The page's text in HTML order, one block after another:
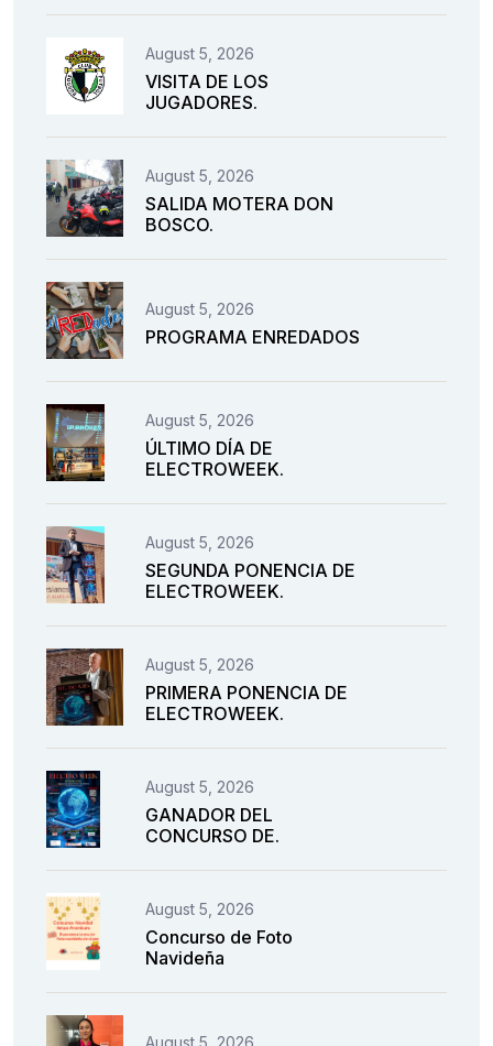
August 5, 2026
VISITA DE LOS
JUGADORES.
August 5, 2026
SALIDA MOTERA DON
BOSCO.
August 5, 2026
PROGRAMA ENREDADOS
August 5, 2026
ÚLTIMO DÍA DE
ELECTROWEEK.
August 5, 2026
SEGUNDA PONENCIA DE
ELECTROWEEK.
August 5, 2026
PRIMERA PONENCIA DE
ELECTROWEEK.
August 5, 2026
GANADOR DEL
CONCURSO DE.
August 5, 2026
Concurso de Foto
Navideña
August 5, 2026